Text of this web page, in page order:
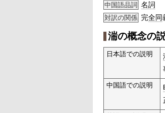
中国語品詞 名詞
対訳の関係 完全同
湍の概念の
日本語での説明
中国語での説明